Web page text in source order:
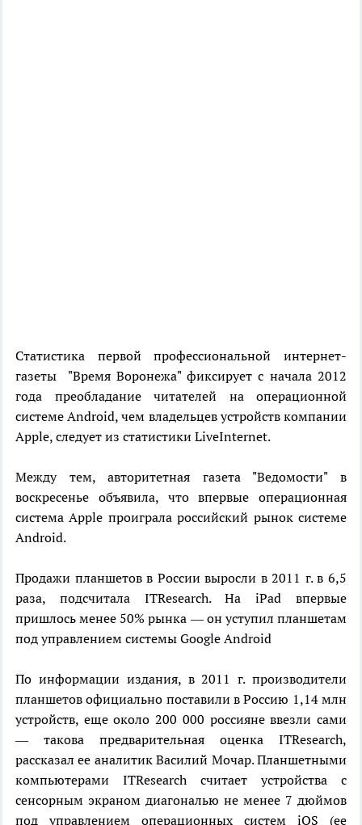
Статистика первой профессиональной интернет-
газеты "Время Воронежа" фиксирует с начала 2012
года преобладание читателей на операционной
системе Android, чем владельцев устройств компании
Apple, следует из статистики LiveInternet.
Между тем, авторитетная газета "Ведомости" в
воскресенье объявила, что впервые операционная
система Apple проиграла российский рынок системе
Android.
Продажи планшетов в России выросли в 2011 г. в 6,5
раза, подсчитала ITResearch. На iPad впервые
пришлось менее 50% рынка — он уступил планшетам
под управлением системы Google Android
По информации издания, в 2011 г. производители
планшетов официально поставили в Россию 1,14 млн
устройств, еще около 200 000 россияне ввезли сами
— такова предварительная оценка ITResearch,
рассказал ее аналитик Василий Мочар. Планшетными
компьютерами ITResearch считает устройства с
сенсорным экраном диагональю не менее 7 дюймов
под управлением операционных систем iOS (ее